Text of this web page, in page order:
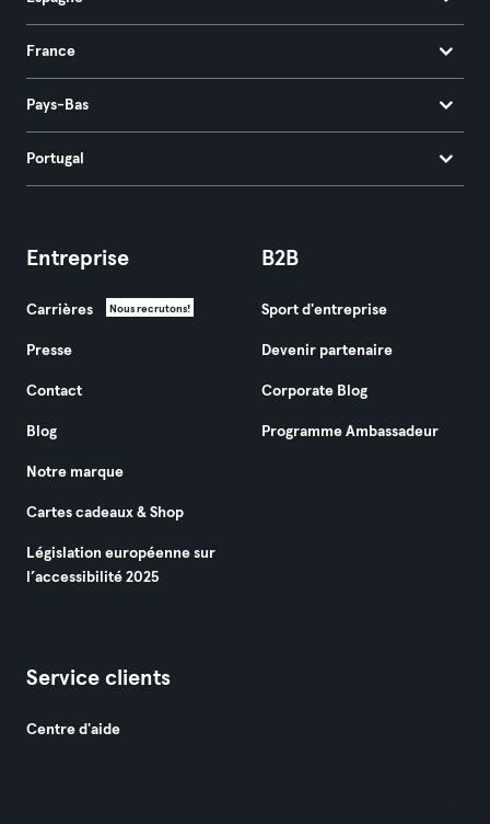
France
Pays-Bas
Portugal
Entreprise
Carrières Nous recrutons!
Presse
Contact
Blog
Notre marque
Cartes cadeaux & Shop
Législation européenne sur
l’accessibilité 2025
B2B
Sport d'entreprise
Devenir partenaire
Corporate Blog
Programme Ambassadeur
Service clients
Centre d'aide